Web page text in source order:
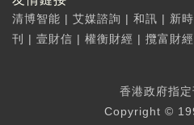
清博智能 | 艾媒諮詢 | 和訊 | 新
刊
| 壹財信 | 權衡財經 | 攬富財經
香港政府指
Copyright ©